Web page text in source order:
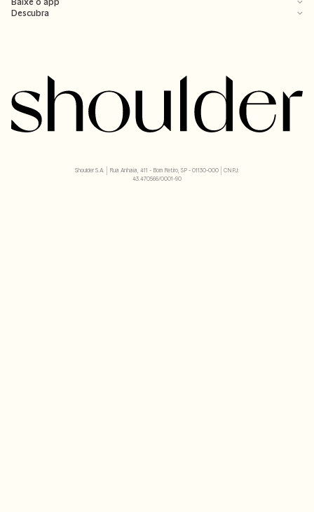
Descubra
Shoulder S.A. | Rua Anhaia, 411 - Bom Retiro, SP - 01130-000 | CNPJ:
43.470566/0001-90